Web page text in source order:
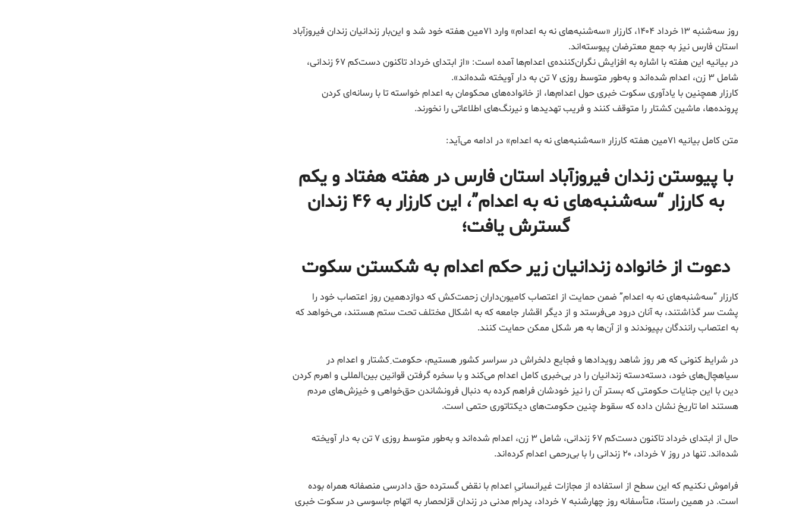
روز سه‌شنبه ۱۳ خرداد ۱۴۰۴، کارزار «سه‌شنبه‌های نه به اعدام» وارد ۷۱مین هفته خود شد و این‌بار زندانیان زندان فیروزآباد
استان فارس نیز به جمع معترضان پیوسته‌اند.
در بیانیه این هفته با اشاره به افزایش نگران‌کننده‌ی اعدام‌ها آمده است: «از ابتدای خرداد تاکنون دست‌کم ۶۷ زندانی،
شامل ۳ زن، اعدام شده‌اند و به‌طور متوسط روزی ۷ تن به دار آویخته شده‌اند».
کارزار همچنین با یادآوری سکوت خبری حول اعدام‌ها، از خانواده‌های محکومان به اعدام خواسته تا با رسانه‌ای کردن
پرونده‌ها، ماشین کشتار را متوقف کنند و فریب تهدیدها و نیرنگ‌های اطلاعاتی را نخورند.
متن کامل بیانیه ۷۱مین هفته کارزار «سه‌شنبه‌های نه به اعدام» در ادامه می‌آید:
با پیوستن زندان فیروزآباد استان فارس در هفته هفتاد و یکم
به کارزار “سه‌شنبه‌های نه به اعدام”، این کارزار به۴۶ زندان
گسترش یافت؛
دعوت از خانواده زندانیان زیر حکم اعدام به شکستن سکوت
کارزار “سه‌شنبه‌های نه به اعدام” ضمن حمایت از اعتصاب کامیون‌داران زحمت‌کش که دوازدهمین روز اعتصاب خود را
پشت سر گذاشتند، به آنان درود می‌فرستد و از دیگر اقشار جامعه که به اشکال مختلف تحت ستم هستند، می‌خواهد که
به اعتصاب رانندگان بپیوندند و از آن‌ها به هر شکل ممکن حمایت کنند.
در شرایط کنونی که هر روز شاهد رویداد‌ها و فجایع دلخراش در سراسر کشور هستیم، حکومت ِکشتار و اعدام در
سیاهچال‌های خود، دسته‌دسته زندانیان را در بی‌خبری کامل اعدام می‌کند و با سخره گرفتن قوانین بین‌المللی و اهرم کردن
دین با این جنایات حکومتی که بستر آن را نیز خودشان فراهم کرده به دنبال فرونشاندن حق‌خواهی و خیزش‌های مردم
هستند اما تاریخ نشان داده که سقوط چنین حکومت‌های دیکتاتوری حتمی است.
حال از ابتدای خرداد تاکنون دست‌کم ۶۷ زندانی، شامل ۳ زن، اعدام شده‌اند و به‌طور متوسط روزی ۷ تن به دار آویخته
شده‌اند. تنها در روز ۷ خرداد، ۲۰ زندانی را با بی‌رحمی اعدام کرده‌اند.
فراموش نکنیم که این سطح از استفاده از مجازات غیرانسانیِ اعدام با نقض گسترده حق دادرسی منصفانه همراه بوده
است. در همین راستا، متأسفانه روز چهارشنبه ۷ خرداد، پدرام مدنی در زندان قزلحصار به اتهام جاسوسی در سکوت خبری